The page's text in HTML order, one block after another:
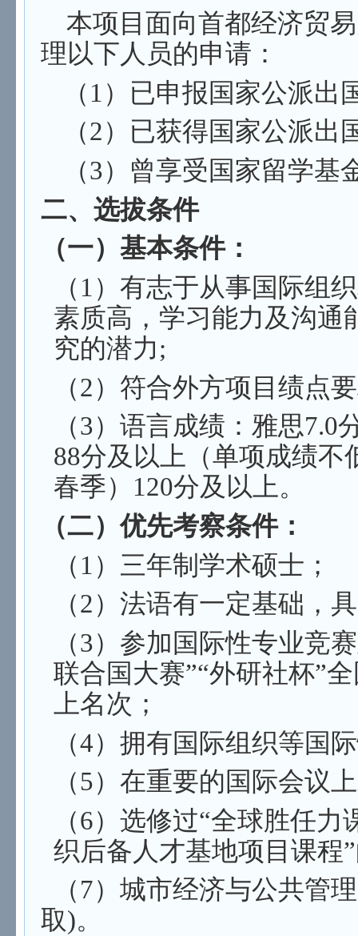
本项目面向首都经济贸
理以下人员的申请：
（1）已申报国家公派
（2）已获得国家公派
（3）曾享受国家留学
二、选拔条件
（一）基本条件：
（1）有志于从事国际组
素质高，学习能力及沟通
究的潜力;
（2）符合外方项目绩点
（3）语言成绩：雅思
88分及 以上（单项成绩不
春季）120分及以上。
（二）优先考察条件：
（1）三年制学术硕士；
（2）法语有一定基础，
（3）参加国际性专业竞
联合国大赛”“外研社杯”
上名次；
（4）拥有国际组织等国
（5）在重要的国际会议
（6）选修过“全球胜任
织后备人才基地项目课程
（7）城市经济与公共管
取)。